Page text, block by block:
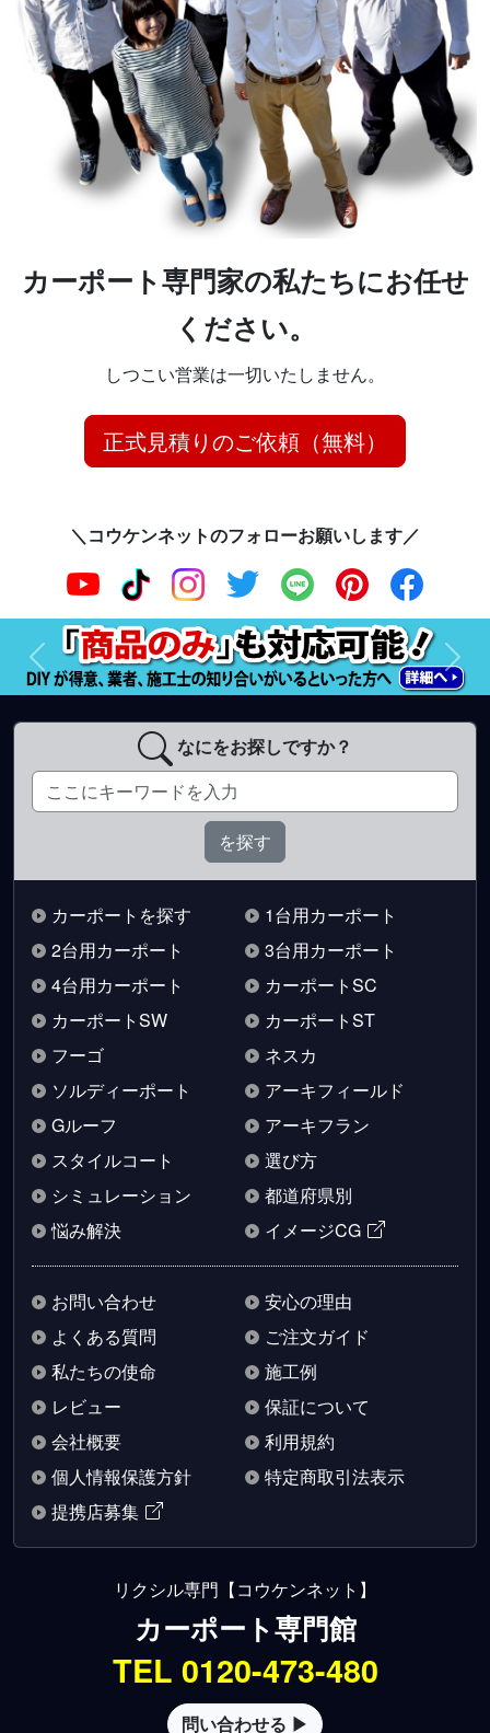
カーポート専門家の私たちにお任せ
ください。
しつこい営業は一切いたしません。
正式見積りのご依頼（無料）
＼コウケンネットのフォローお願いします／
前へ 次へ
なにをお探しですか？
カーポートを探す
1台用カーポート
2台用カーポート
3台用カーポート
4台用カーポート
カーポートSC
カーポートSW
カーポートST
フーゴ
ネスカ
ソルディーポート
アーキフィールド
Gルーフ
アーキフラン
スタイルコート
選び方
シミュレーション
都道府県別
悩み解決
イメージCG
お問い合わせ
安心の理由
よくある質問
ご注文ガイド
私たちの使命
施工例
レビュー
保証について
会社概要
利用規約
個人情報保護方針
特定商取引法表示
提携店募集
リクシル専門【コウケンネット】
カーポート専門館
TEL 0120-473-480
問い合わせる ▶